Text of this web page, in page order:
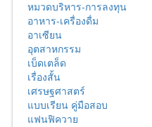
หมวดบริหาร-การลงทุน
อาหาร-เครื่องดื่ม
อาเซียน
อุตสาหกรรม
เบ็ดเตล็ด
เรื่องสั้น
เศรษฐศาสตร์
แบบเรียน คู่มือสอบ
แฟนฟิควาย